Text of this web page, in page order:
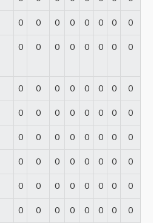
0 0 0 0 0 0 0 0
0 0 0 0 0 0 0 0
0 0 0 0 0 0 0 0
0 0 0 0 0 0 0 0
0 0 0 0 0 0 0 0
0 0 0 0 0 0 0 0
0 0 0 0 0 0 0 0
0 0 0 0 0 0 0 0